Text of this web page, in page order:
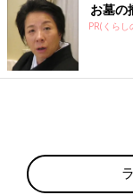
お墓の
PR(くらし